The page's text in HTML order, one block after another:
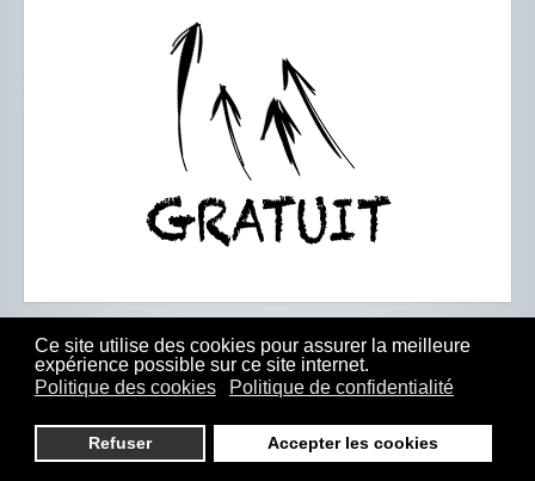
Ce site utilise des cookies pour assurer la meilleure
expérience possible sur ce site internet.
Politique des cookies
Politique de confidentialité
Refuser Accepter les cookies